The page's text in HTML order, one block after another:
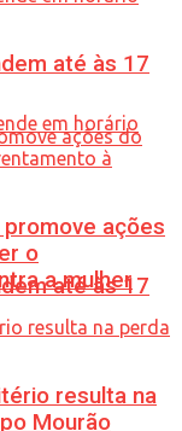
até às 17
até às 17
ações
o
a mulher
resulta na
Mourão